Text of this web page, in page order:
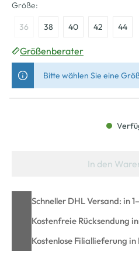
Größe:
36 38 40 42 44
Größenberater
Bitte wählen Sie eine
In den
Schneller DHL Versand: in
Kostenfreie Rücksendung
Kostenlose Filiallieferung